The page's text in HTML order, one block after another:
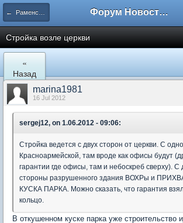
← Раменское Форум Новостройки
Стройка возле церкви
«
Назад
marina1981
16 Jul 2012
sergej12, on 1.06.2012 - 09:06:
Стройка ведется с двух сторон от церкви. С
Красноармейской, там вроде как офисы будут
гарантии где офисы, там и небоскреб сверху). С
стороны разрушенного здания ВОХРы и
КУСКА ПАРКА. Можно сказать, что гарантия
кольцо.
В откушенном куске парка уже строительство